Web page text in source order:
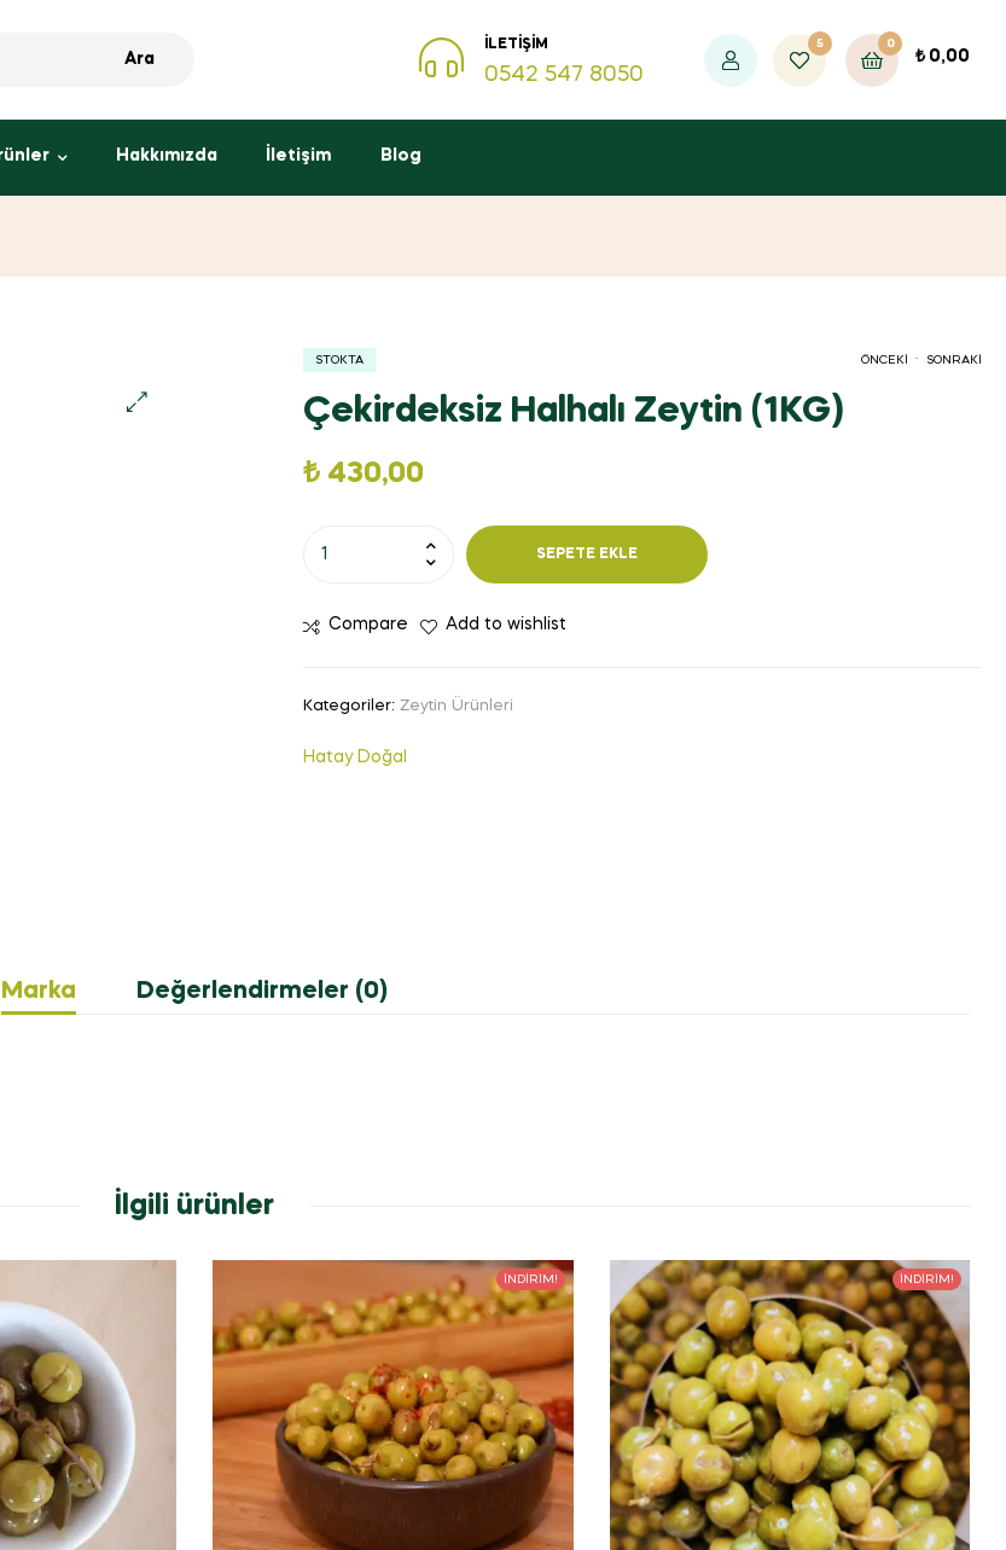
Ara
İLETIŞIM
0542 547 8050
5 0
₺ 0,00
Hakkımızda İletişim Blog
ÖNCEKI . SONRAKI
STOKTA
Çekirdeksiz Halhalı Zeytin (1KG)
₺ 430,00
SEPETE EKLE
Compare Add to wishlist
Kategoriler: Zeytin Ürünleri
Hatay Doğal
Marka Değerlendirmeler (0)
İlgili ürünler
İNDIRIM! İNDIRIM!